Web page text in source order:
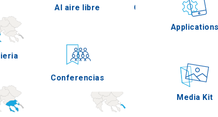
Al aire libre Gastronomía
Conferencias
Media Kit